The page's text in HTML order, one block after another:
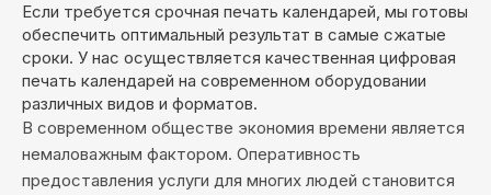
Если требуется срочная печать календарей, мы готовы
обеспечить оптимальный результат в самые сжатые
сроки. У нас осуществляется качественная цифровая
печать календарей на современном оборудовании
различных видов и форматов.
В современном обществе экономия времени является
немаловажным фактором. Оперативность
предоставления услуги для многих людей становится